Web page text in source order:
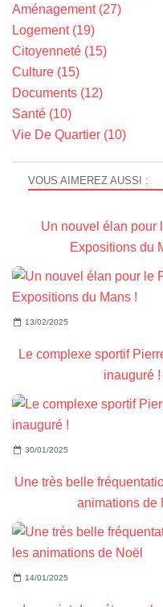
VOUS AIMEREZ AUSSI :
Un nouvel élan pour
Expositions du
13/02/2025
Le complexe sportif
inauguré !
30/01/2025
Une très belle
animations de
14/01/2025
Aménagement(27)
Logement(19)
Citoyenneté (15)
Culture (15)
Documents (12)
Santé (10)
Vie De Quartier (10)